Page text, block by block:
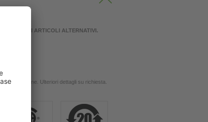
GLI ARTICOLI ALTERNATIVI.
applicazione. Ulteriori dettagli su richiesta.